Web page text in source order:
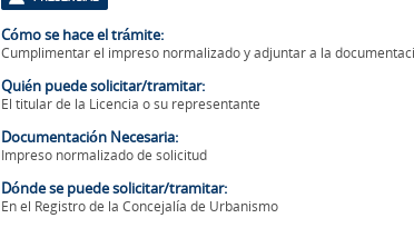
Cómo se hace el trámite:
Cumplimentar el impreso normalizado y adjuntar a la
Quién puede solicitar/tramitar:
El titular de la Licencia o su representante
Documentación Necesaria:
Impreso normalizado de solicitud
Dónde se puede solicitar/tramitar:
En el Registro de la Concejalía de Urbanismo